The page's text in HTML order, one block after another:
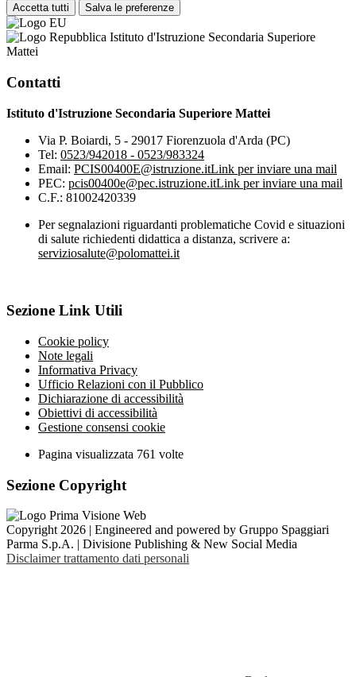
Accetta tutti Salva le preferenze
Istituto d'Istruzione Secondaria Superiore
Mattei
Contatti
Istituto d'Istruzione Secondaria Superiore Mattei
Via P. Boiardi, 5 - 29017 Fiorenzuola d'Arda (PC)
Tel: 0523/942018 - 0523/983324
Email: PCIS00400E@istruzione.itLink per inviare una mail
PEC: pcis00400e@pec.istruzione.itLink per inviare una mail
C.F.: 81002420339
Per segnalazioni riguardanti problematiche Covid e situazioni
di salute richiedenti didattica a distanza, scrivere a:
serviziosalute@polomattei.it
Sezione Link Utili
Cookie policy
Note legali
Informativa Privacy
Ufficio Relazioni con il Pubblico
Dichiarazione di accessibilità
Obiettivi di accessibilità
Gestione consensi cookie
Pagina visualizzata 761 volte
Sezione Copyright
Copyright 2026 | Engineered and powered by Gruppo Spaggiari
Parma S.p.A. | Divisione Publishing & New Social Media
Disclaimer trattamento dati personali